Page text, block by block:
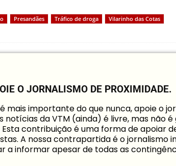
Presandães Tráfico de droga Vilarinho das Cotas
O JORNALISMO DE PROXIMIDADE.
mais importante do que nunca, apoie o
notícias da VTM (ainda) é livre, mas não
contribuição é uma forma de apoiar
A nossa contrapartida é o jornalismo
a informar apesar de todas as